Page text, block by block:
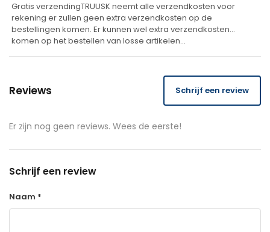
Gratis verzendingTRUUSK neemt alle verzendkosten voor
rekening er zullen geen extra verzendkosten op de
bestellingen komen. Er kunnen wel extra verzendkosten
komen op het bestellen van losse artikelen…
Reviews Schrijf een review
Er zijn nog geen reviews. Wees de eerste!
Schrijf een review
Naam *